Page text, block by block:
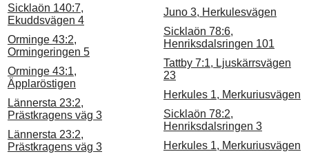
Sicklaön 140:7,
Ekuddsvägen 4
Orminge 43:2,
Ormingeringen 5
Orminge 43:1,
Äpplaröstigen
Lännersta 23:2,
Prästkragens väg 3
Lännersta 23:2,
Prästkragens väg 3
Juno 3, Herkulesvägen
Sicklaön 78:6,
Henriksdalsringen 101
Tattby 7:1, Ljuskärrsvägen
23
Herkules 1, Merkuriusvägen
Sicklaön 78:2,
Henriksdalsringen 3
Herkules 1, Merkuriusvägen